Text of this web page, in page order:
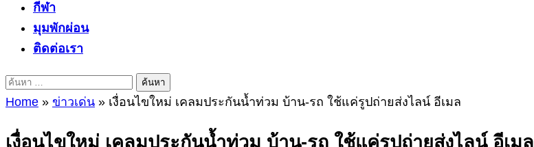
กีฬา
มุมพักผ่อน
ติดต่อเรา
ค้นหา
สำหรับ:
Home » ข่าวเด่น » เงื่อนไขใหม่ เคลมประกันน้ำท่วม บ้าน-รถ ใช้แค่รูปถ่ายส่งไลน์ อีเมล
เงื่อนไขใหม่ เคลมประกันน้ำท่วม บ้าน-รถ ใช้แค่รูปถ่ายส่งไลน์ อีเมล